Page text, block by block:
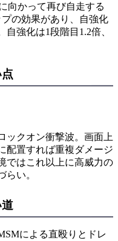
向かって再び自走する
の効果があり、自強化
強化は1段階目1.2倍、
ックオン衝撃波。画面上
配置すれば重複ダメージ
ではこれ以上に高威力の
らい。
による直殴りとドレ